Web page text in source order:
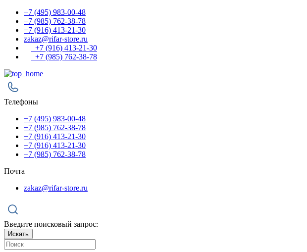
+7 (495) 983-00-48
+7 (985) 762-38-78
+7 (916) 413-21-30
zakaz@rifar-store.ru
+7 (916) 413-21-30
+7 (985) 762-38-78
Телефоны
+7 (495) 983-00-48
+7 (985) 762-38-78
+7 (916) 413-21-30
+7 (916) 413-21-30
+7 (985) 762-38-78
Почта
zakaz@rifar-store.ru
Введите поисковый запрос:
Искать